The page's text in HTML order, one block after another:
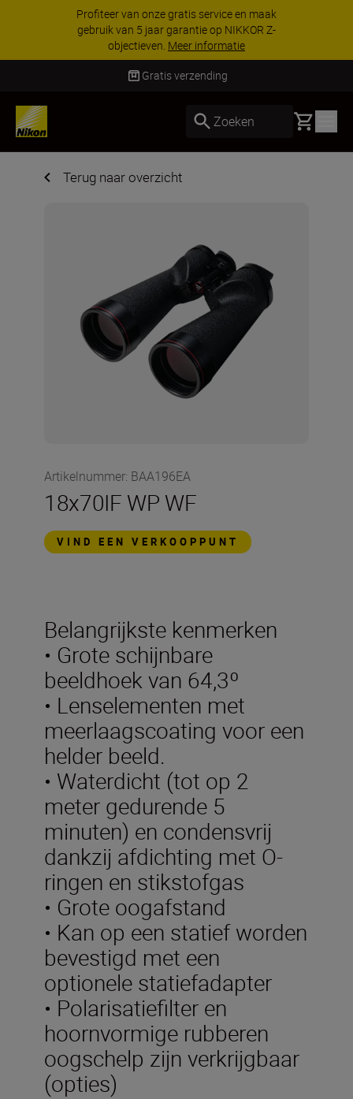
Profiteer van onze gratis service en maak
gebruik van 5 jaar garantie op NIKKOR Z-
objectieven. Meer informatie
Gratis verzending
Zoeken Basket
Terug naar overzicht
Artikelnummer: BAA196EA
18x70IF WP WF
VIND EEN VERKOOPPUNT
Belangrijkste kenmerken
• Grote schijnbare
beeldhoek van 64,3º
• Lenselementen met
meerlaagscoating voor een
helder beeld.
• Waterdicht (tot op 2
meter gedurende 5
minuten) en condensvrij
dankzij afdichting met O-
ringen en stikstofgas
• Grote oogafstand
• Kan op een statief worden
bevestigd met een
optionele statiefadapter
• Polarisatiefilter en
hoornvormige rubberen
oogschelp zijn verkrijgbaar
(opties)